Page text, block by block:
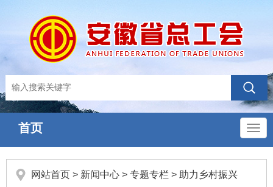
导
首页
网站首页 > 新闻中心 > 专题专栏 > 助力乡村振兴